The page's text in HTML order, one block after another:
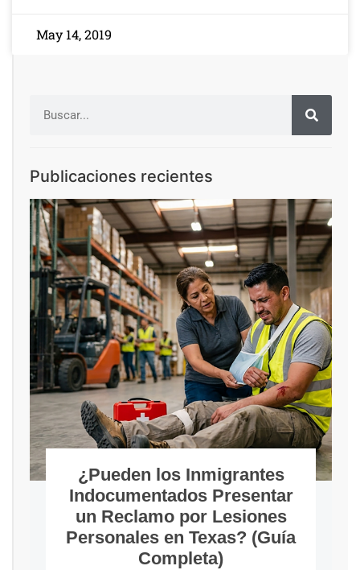
May 14, 2019
Publicaciones recientes
¿Pueden los Inmigrantes
Indocumentados Presentar
un Reclamo por Lesiones
Personales en Texas? (Guía
Completa)